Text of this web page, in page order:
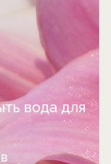
вода для